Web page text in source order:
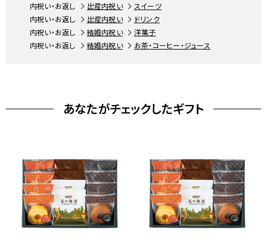
内祝い・お返し
出産内祝い
スイーツ
内祝い・お返し
出産内祝い
ドリンク
内祝い・お返し
結婚内祝い
洋菓子
内祝い・お返し
結婚内祝い お茶・コーヒー・ジュース
あなたがチェックしたギフト